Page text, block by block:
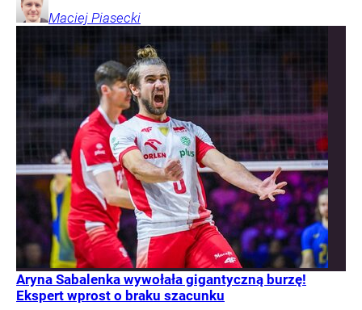
Maciej Piasecki
Aryna Sabalenka wywołała gigantyczną burzę!
Ekspert wprost o braku szacunku